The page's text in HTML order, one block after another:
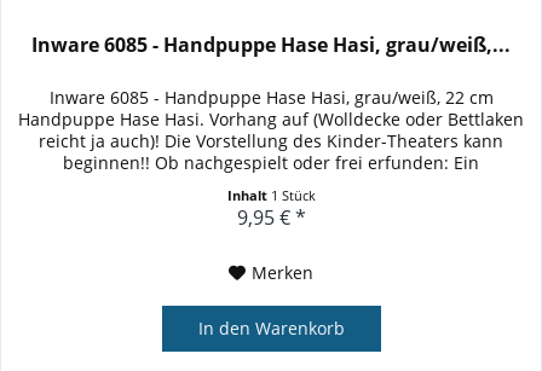
Inware 6085 - Handpuppe Hase Hasi, grau/weiß,...
Inware 6085 - Handpuppe Hase Hasi, grau/weiß, 22 cm
Handpuppe Hase Hasi. Vorhang auf (Wolldecke oder Bettlaken
reicht ja auch)! Die Vorstellung des Kinder-Theaters kann
beginnen!! Ob nachgespielt oder frei erfunden: Ein
Inhalt 1 Stück
9,95 € *
Merken
In den Warenkorb